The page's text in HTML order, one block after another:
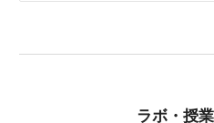
ラボ・授